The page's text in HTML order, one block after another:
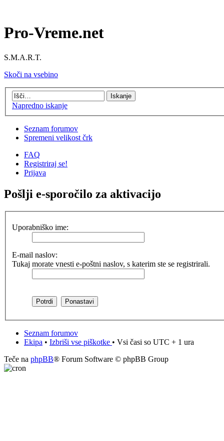
Pro-Vreme.net
S.M.A.R.T.
Skoči na vsebino
Napredno iskanje
Seznam forumov
Spremeni velikost črk
FAQ
Registriraj se!
Prijava
Pošlji e-sporočilo za aktivacijo
Uporabniško ime:
E-mail naslov:
Tukaj morate vnesti e-poštni naslov, s katerim ste se registrirali.
Seznam forumov
Ekipa • Izbriši vse piškotke • Vsi časi so UTC + 1 ura
Teče na phpBB® Forum Software © phpBB Group